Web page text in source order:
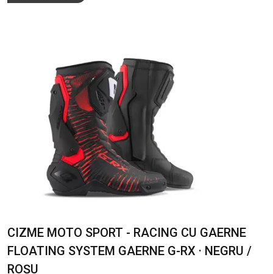
CIZME MOTO SPORT - RACING CU GAERNE
FLOATING SYSTEM GAERNE G-RX · NEGRU /
ROȘU